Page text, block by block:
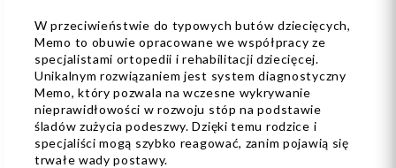
W przeciwieństwie do typowych butów dziecięcych,
Memo to obuwie opracowane we współpracy ze
specjalistami ortopedii i rehabilitacji dziecięcej.
Unikalnym rozwiązaniem jest system diagnostyczny
Memo, który pozwala na wczesne wykrywanie
nieprawidłowości w rozwoju stóp na podstawie
śladów zużycia podeszwy. Dzięki temu rodzice i
specjaliści mogą szybko reagować, zanim pojawią się
trwałe wady postawy.